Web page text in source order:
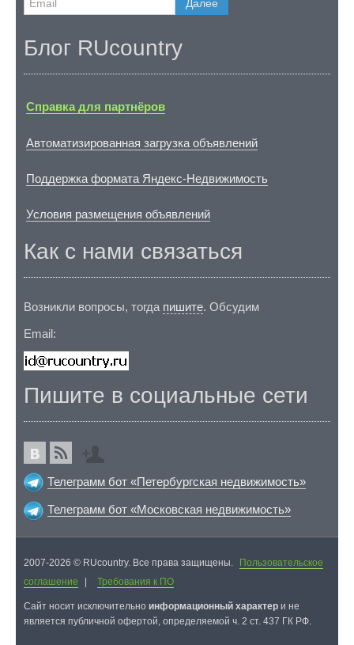
Далее
Блог RUcountry
Справка для партнёров
Автоматизированная загрузка объявлений
Поддержка формата Яндекс-Недвижимость
Условия размещения объявлений
Как с нами связаться
Возникли вопросы, тогда пишите. Обсудим
Email:
Пишите в социальные сети
Телеграмм бот «Петербургская недвижимость»
Телеграмм бот «Московская недвижимость»
2007-2026 © RUcountry. Все права защищены.
Пользовательское
соглашение
Требования к ПО
Cайт носит исключительно информационный характер и не
является публичной офертой, определяемой ч. 2 ст. 437 ГК РФ.